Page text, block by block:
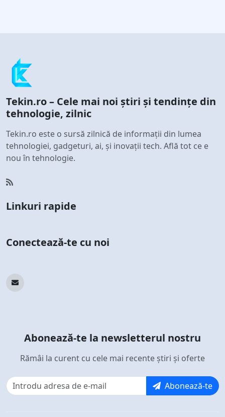
Tekin.ro – Cele mai noi știri și tendințe din
tehnologie, zilnic
Tekin.ro este o sursă zilnică de informații din lumea
tehnologiei, gadgeturi, ai, și inovații tech. Află tot ce e
nou în tehnologie.
Linkuri rapide
Conectează-te cu noi
Abonează-te la newsletterul nostru
Rămâi la curent cu cele mai recente știri și oferte
Abonează-te